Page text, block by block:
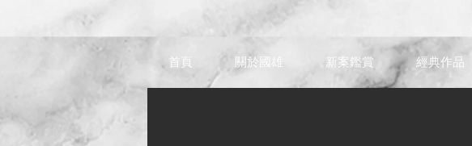
首頁 關於國雄 新案鑑賞 經典作品